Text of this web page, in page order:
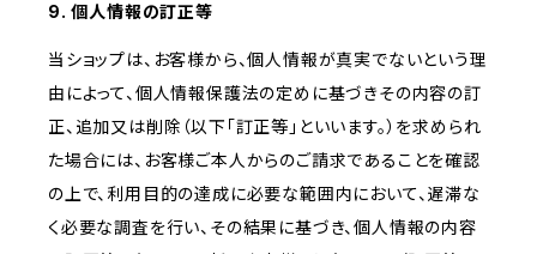
9. 個人情報の訂正等
当ショップは、お客様から、個人情報が真実でないという理
由によって、個人情報保護法の定めに基づきその内容の訂
正、追加又は削除（以下「訂正等」といいます。）を求められ
た場合には、お客様ご本人からのご請求であることを確認
の上で、利用目的の達成に必要な範囲内において、遅滞な
く必要な調査を行い、その結果に基づき、個人情報の内容